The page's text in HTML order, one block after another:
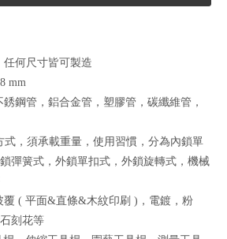
何尺寸皆可製造
mm
鋼管，鋁合金管，塑膠管，碳纖維管，
式，須承載重量，使用習慣，分為內鎖單
彈簧式，外鎖單扣式，外鎖旋轉式，機械
覆 ( 平面&直條&木紋印刷 )，電鍍，粉
刻花等